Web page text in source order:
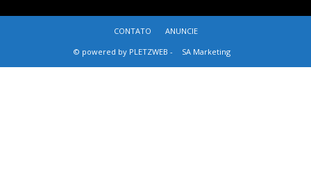
CONTATO
ANUNCIE
© powered by PLETZWEB -
SA Marketing